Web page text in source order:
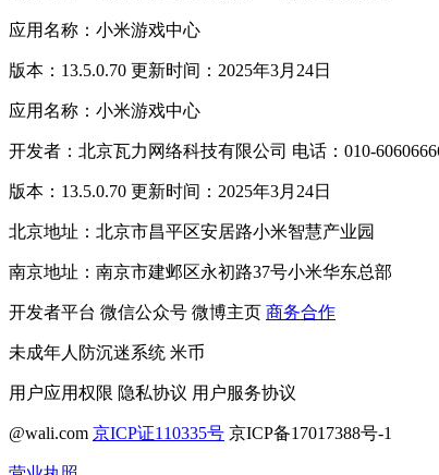
应用名称：小米游戏中心
版本：13.5.0.70 更新时间：2025年3月24日
应用名称：小米游戏中心
开发者：北京瓦力网络科技有限公司 电话：010-
版本：13.5.0.70 更新时间：2025年3月24日
北京地址：北京市昌平区安居路小米智慧产业园
南京地址：南京市建邺区永初路37号小米华东总部
开发者平台 微信公众号 微博主页 商务合作
未成年人防沉迷系统 米币
用户应用权限 隐私协议 用户服务协议
@wali.com 京ICP证110335号 京ICP备17017388号-1